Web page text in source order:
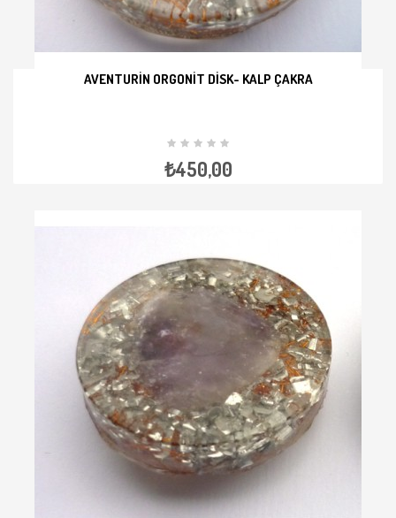
AVENTURIN ORGONIT DISK- KALP ÇAKRA
₺450,00